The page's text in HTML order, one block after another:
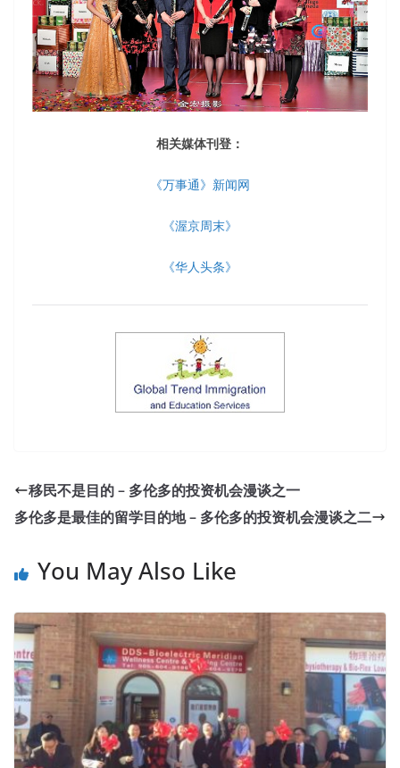
相关媒体刊登：
《万事通》新闻网
《渥京周末》
《华人头条》
移民不是目的 – 多伦多的投资机会漫谈之一
多伦多是最佳的留学目的地 – 多伦多的投资机会漫谈之二
You May Also Like